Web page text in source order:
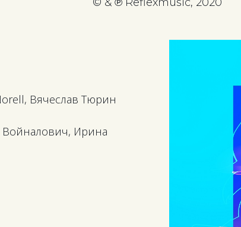
Вячеслав Тюрин
Войналович, Ирина